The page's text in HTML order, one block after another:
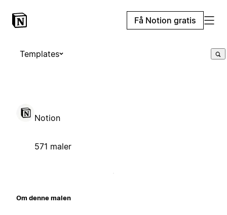
Få Notion gratis
Templates
Notion
571 maler
Om denne malen